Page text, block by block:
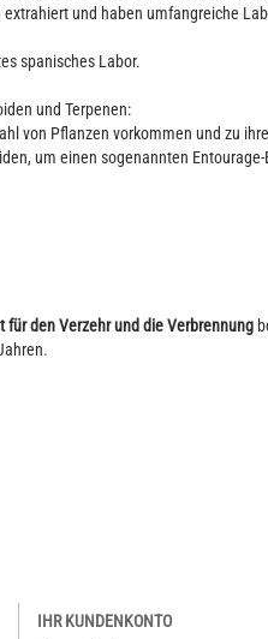
und haben umfangreiche
spanisches Labor.
und Terpenen:
von Pflanzen vorkommen und zu
um einen sogenannten
für den Verzehr und die Verbrennung
IHR KUNDENKONTO